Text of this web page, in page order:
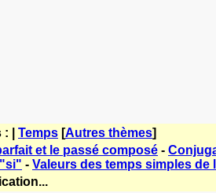
| Temps [Autres thèmes]
et le passé composé -
- Valeurs des temps simples de